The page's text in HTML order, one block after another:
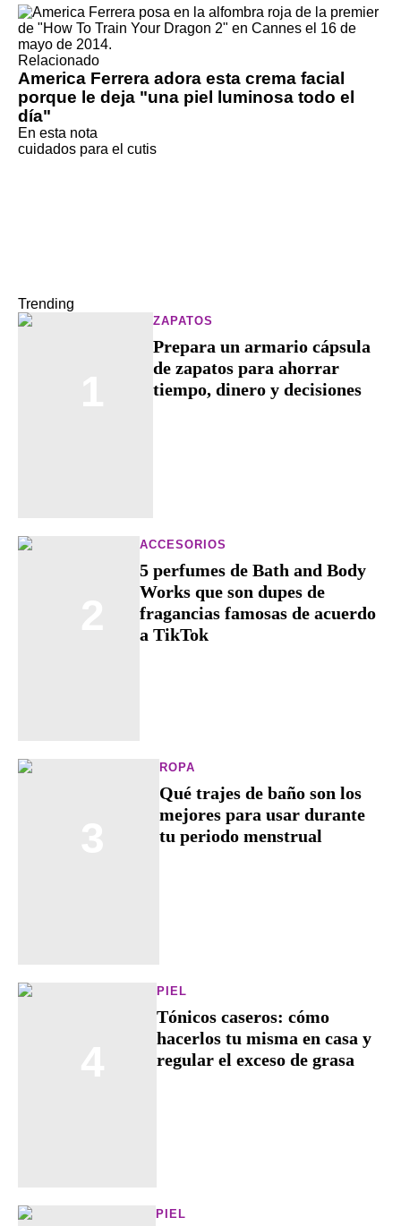
Relacionado
America Ferrera adora esta crema facial
porque le deja "una piel luminosa todo el
día"
En esta nota
cuidados para el cutis
Trending
ZAPATOS
Prepara un armario cápsula
de zapatos para ahorrar
tiempo, dinero y decisiones
ACCESORIOS
5 perfumes de Bath and Body
Works que son dupes de
fragancias famosas de acuerdo
a TikTok
ROPA
Qué trajes de baño son los
mejores para usar durante
tu periodo menstrual
PIEL
Tónicos caseros: cómo
hacerlos tu misma en casa y
regular el exceso de grasa
PIEL